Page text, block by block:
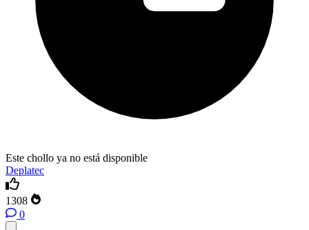
Este chollo ya no está disponible
Deplatec
1308
0